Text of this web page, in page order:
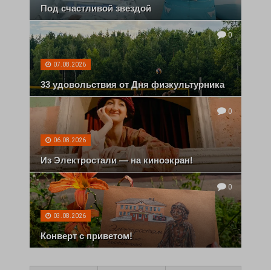
Под счастливой звездой
0
07.08.2026
33 удовольствия от Дня физкультурника
0
06.08.2026
Из Электростали — на киноэкран!
0
03.08.2026
Конверт с приветом!